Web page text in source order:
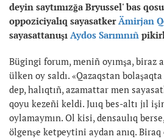
deyin saytımızğa Bryussel' bas
oppoziciyalıq sayasatkerÄmirjan
sayasattanuşı Aydos Sarımnıñ
Bügingi forum, meniñ oyımşa, biraz
ülken oy saldı. «Qazaqstan
dep, halıqtıñ, azamattar men
qoyu kezeñi keldi. Juıq bes-altı jıl
oylamaymın. Ol kisi, densaulıq
ölgenşe ketpeytini aydan anıq. Biraq